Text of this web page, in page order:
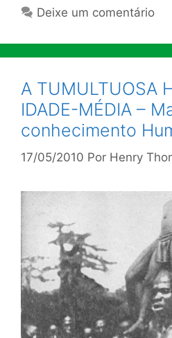
Deixe um comentário
A TUMULTUOSA
IDADE-MÉDIA –
conhecimento
17/05/2010 Por Henry